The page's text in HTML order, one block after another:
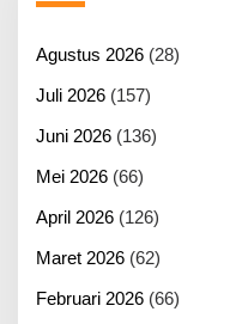
Agustus 2026 (28)
Juli 2026 (157)
Juni 2026 (136)
Mei 2026 (66)
April 2026 (126)
Maret 2026 (62)
Februari 2026 (66)